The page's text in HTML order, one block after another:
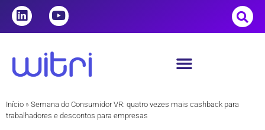
Início » Semana do Consumidor VR: quatro vezes mais cashback para
trabalhadores e descontos para empresas